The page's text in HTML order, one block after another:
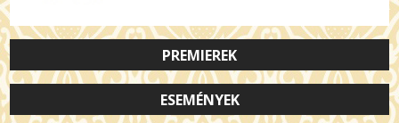
PREMIEREK
ESEMÉNYEK